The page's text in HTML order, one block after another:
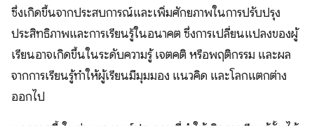
ซึ่งเกิดขึ้นจากประสบการณ์และเพิ่มศักยภาพในการปรับปรุง
ประสิทธิภาพและการเรียนรู้ในอนาคต ซึ่งการเปลี่ยนแปลงของผู้
เรียนอาจเกิดขึ้นในระดับความรู้ เจตคติ หรือพฤติกรรม และผล
จากการเรียนรู้ทำให้ผู้เรียนมีมุมมอง แนวคิด และโลกแตกต่าง
ออกไป